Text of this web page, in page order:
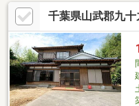
千葉県山武郡九